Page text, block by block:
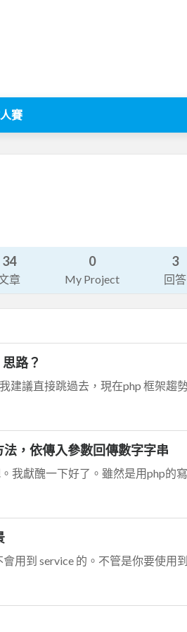
賽
34
章
0
My Project
3
回答
路？
，依傳入參數回傳數字字串